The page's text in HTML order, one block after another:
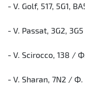
- V. Golf, 517, 5G1,
- V. Passat, 3G2,
- V. Scirocco, 138 /
- V. Sharan, 7N2 /